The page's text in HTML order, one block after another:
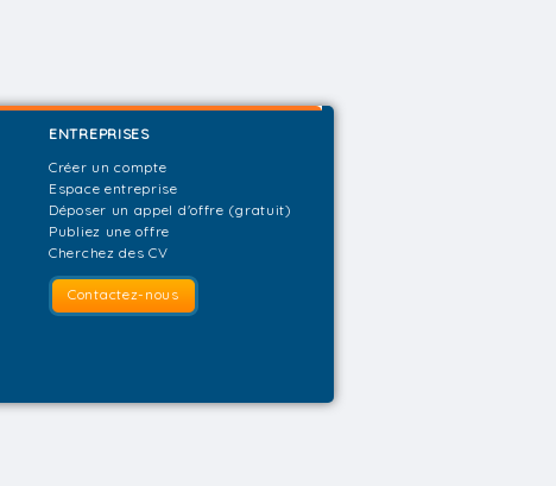
ENTREPRISES
Créer un compte
Espace entreprise
Déposer un appel d'offre (gratuit)
Publiez une offre
Cherchez des CV
Contactez-nous